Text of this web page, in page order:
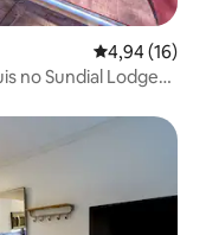
4,94 de uma
4,94 (16)
no Sundial Lodge